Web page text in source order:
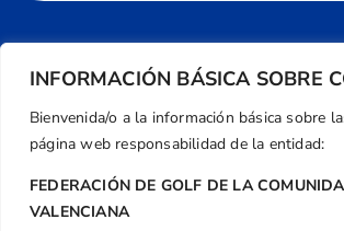
INFORMACIÓN BÁSICA SOBRE
Bienvenida/o a la información básica sobre
página web responsabilidad de la entidad:
FEDERACIÓN DE GOLF DE LA
VALENCIANA